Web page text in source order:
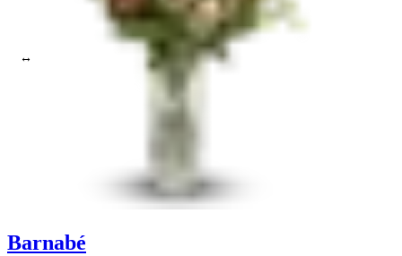
Vyberte barvu
Maximální cena do:
Barnabé